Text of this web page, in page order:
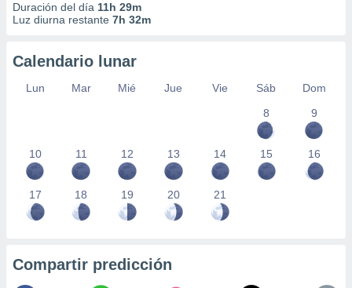
Duración del día 11h 29m
Luz diurna restante 7h 32m
Calendario lunar
Lun Mar Mié Jue Vie Sáb
Dom
8
9
10 11 12 13 14 15 16
17 18 19 20 21
Compartir predicción